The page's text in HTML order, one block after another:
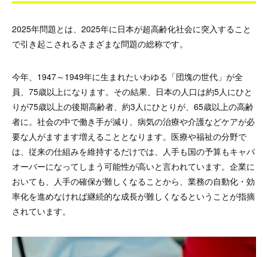
2025年問題とは、2025年に日本が超高齢化社会に突入すること
で引き起こされるさまざまな問題の総称です。
今年、1947～1949年に生まれたいわゆる「団塊の世代」が全
員、75歳以上になります。その結果、日本の人口は約5人にひと
りが75歳以上の後期高齢者、約3人にひとりが、65歳以上の高齢
者に。社会の中で働き手が減り、病気の治療や介護などケアが必
要な人がますます増えることとなります。医療や福祉の分野で
は、従来の仕組みを維持するだけでは、人手も国の予算もキャパ
オーバーになってしまう可能性が高いと言われています。企業に
おいても、人手の確保が難しくなることから、業務の自動化・効
率化を進めなければ継続的な成長が難しくなるということが指摘
されています。